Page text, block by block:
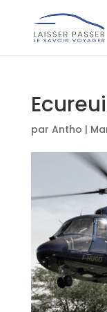
par Antho |